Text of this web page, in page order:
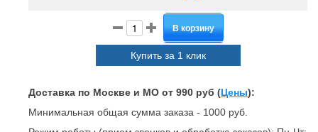
В корзину
Купить за 1 клик
Доставка по Москве и МО от 990 руб (Цены):
Минимальная общая сумма заказа - 1000 руб.